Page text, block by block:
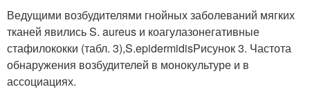
Ведущими возбудителями гнойных заболеваний мягких
тканей явились S. aureus и коагулазонегативные
стафилококки (табл. 3),S.epidermidisРисунок 3. Частота
обнаружения возбудителей в монокультуре и в
ассоциациях.